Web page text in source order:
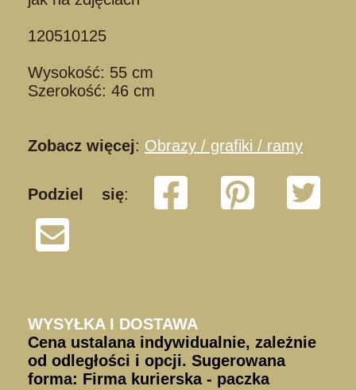
120510125
Wysokość: 55 cm
Szerokość: 46 cm
Zobacz więcej: Obrazy / grafiki / ramy
Podziel się:
WYSYŁKA I DOSTAWA
Cena ustalana indywidualnie, zależnie
od odległości i opcji. Sugerowana
forma: Firma kurierska - paczka